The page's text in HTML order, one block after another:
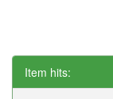
Item hits: